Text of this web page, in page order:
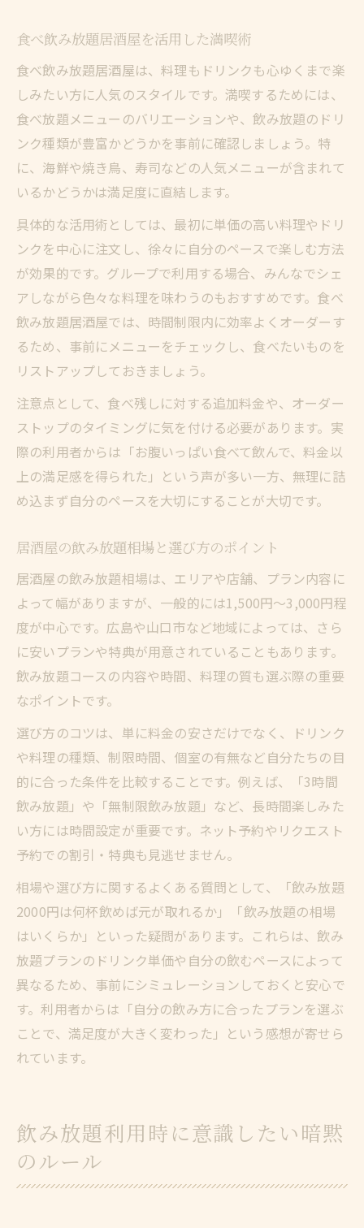
食べ飲み放題居酒屋を活用した満喫術
食べ飲み放題居酒屋は、料理もドリンクも心ゆくまで楽
しみたい方に人気のスタイルです。満喫するためには、
食べ放題メニューのバリエーションや、飲み放題のドリ
ンク種類が豊富かどうかを事前に確認しましょう。特
に、海鮮や焼き鳥、寿司などの人気メニューが含まれて
いるかどうかは満足度に直結します。
具体的な活用術としては、最初に単価の高い料理やドリ
ンクを中心に注文し、徐々に自分のペースで楽しむ方法
が効果的です。グループで利用する場合、みんなでシェ
アしながら色々な料理を味わうのもおすすめです。食べ
飲み放題居酒屋では、時間制限内に効率よくオーダーす
るため、事前にメニューをチェックし、食べたいものを
リストアップしておきましょう。
注意点として、食べ残しに対する追加料金や、オーダー
ストップのタイミングに気を付ける必要があります。実
際の利用者からは「お腹いっぱい食べて飲んで、料金以
上の満足感を得られた」という声が多い一方、無理に詰
め込まず自分のペースを大切にすることが大切です。
居酒屋の飲み放題相場と選び方のポイント
居酒屋の飲み放題相場は、エリアや店舗、プラン内容に
よって幅がありますが、一般的には1,500円〜3,000円程
度が中心です。広島や山口市など地域によっては、さら
に安いプランや特典が用意されていることもあります。
飲み放題コースの内容や時間、料理の質も選ぶ際の重要
なポイントです。
選び方のコツは、単に料金の安さだけでなく、ドリンク
や料理の種類、制限時間、個室の有無など自分たちの目
的に合った条件を比較することです。例えば、「3時間
飲み放題」や「無制限飲み放題」など、長時間楽しみた
い方には時間設定が重要です。ネット予約やリクエスト
予約での割引・特典も見逃せません。
相場や選び方に関するよくある質問として、「飲み放題
2000円は何杯飲めば元が取れるか」「飲み放題の相場
はいくらか」といった疑問があります。これらは、飲み
放題プランのドリンク単価や自分の飲むペースによって
異なるため、事前にシミュレーションしておくと安心で
す。利用者からは「自分の飲み方に合ったプランを選ぶ
ことで、満足度が大きく変わった」という感想が寄せら
れています。
飲み放題利用時に意識したい暗黙
のルール